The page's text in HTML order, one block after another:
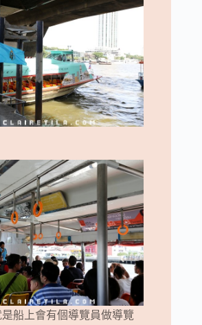
船上會有個導覽員做導覽